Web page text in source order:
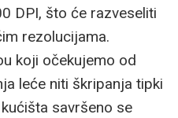
DPI, što će razveseliti
rezolucijama.
koji očekujemo od
leće niti škripanja tipki
savršeno se